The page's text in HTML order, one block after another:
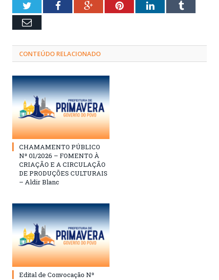
TwitterFacebookGoogle+PinterestLinkedInTumblr
Email
CONTEÚDO RELACIONADO
CHAMAMENTO PÚBLICO
Nº 01/2026 – FOMENTO À
CRIAÇÃO E A CIRCULAÇÃO
DE PRODUÇÕES CULTURAIS
– Aldir Blanc
Edital de Convocação Nº